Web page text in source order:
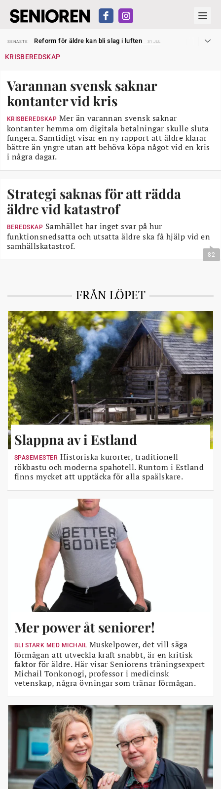
SENASTE
Reform för äldre kan bli slag i luften
31 JUL
SENASTE
Dom öppnar för rätt till garantipension
SENASTE
Liten höjning av garantipensionen
27 JUL
SENASTE
Sven Hagströmer sommarpratar
26 JUL
SENASTE
Reform för äldre kan bli slag i luften
KRISBEREDSKAP
Varannan svensk saknar
kontanter vid kris
KRISBEREDSKAP Mer än varannan svensk saknar
kontanter hemma om digitala betalningar skulle sluta
fungera. Samtidigt visar en ny rapport att äldre klarar
bättre än yngre utan att behöva köpa något vid en kris
i några dagar.
Strategi saknas för att rädda
äldre vid katastrof
BEREDSKAP Samhället har inget svar på hur
funktionsnedsatta och utsatta äldre ska få hjälp vid en
samhällskatastrof.
82
FRÅN LÖPET
Slappna av i Estland
SPASEMESTER Historiska kurorter, traditionell
rökbastu och moderna spahotell. Runtom i Estland
finns mycket att upptäcka för alla spaälskare.
Mer power åt seniorer!
BLI STARK MED MICHAILMuskelpower, det vill säga
förmågan att utveckla kraft snabbt, är en kritisk
faktor för äldre. Här visar Seniorens träningsexpert
Michail Tonkonogi, professor i medicinsk
vetenskap, några övningar som tränar förmågan.